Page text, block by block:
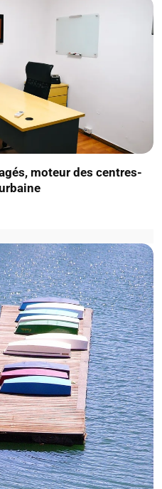
moteur des centres-